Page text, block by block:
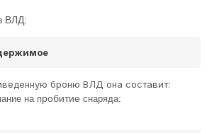
что я делаю не так?!!
ВЛД:
броню ВЛД она составит:
на пробитие снаряда: